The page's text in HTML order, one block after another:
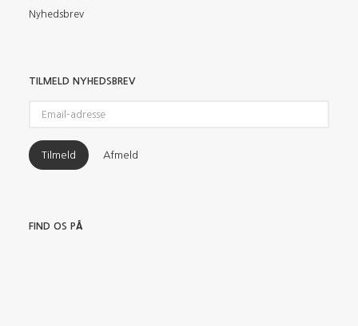
Nyhedsbrev
TILMELD NYHEDSBREV
adresse
Tilmeld Afmeld
FIND OS PÅ